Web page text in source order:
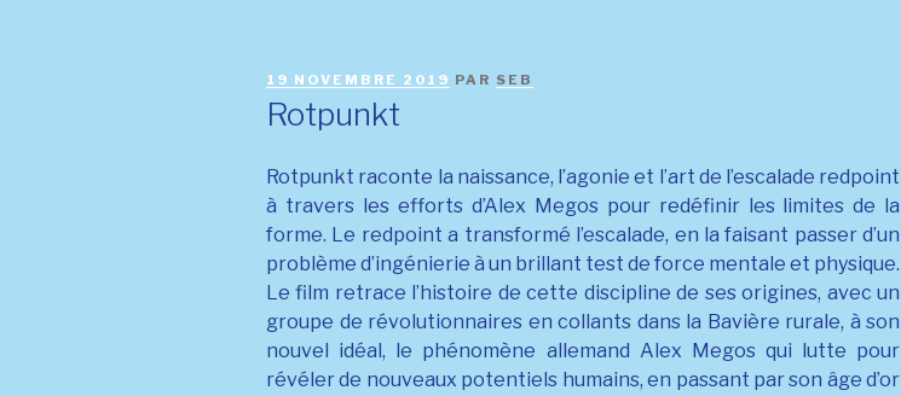
PUBLIÉ
19 NOVEMBRE 2019 PAR SEB
Rotpunkt
Rotpunkt raconte la naissance, l’agonie et l’art de l’escalade redpoint
à travers les efforts d’Alex Megos pour redéfinir les limites de la
forme. Le redpoint a transformé l’escalade, en la faisant passer d’un
problème d’ingénierie à un brillant test de force mentale et physique.
Le film retrace l’histoire de cette discipline de ses origines, avec un
groupe de révolutionnaires en collants dans la Bavière rurale, à son
nouvel idéal, le phénomène allemand Alex Megos qui lutte pour
révéler de nouveaux potentiels humains, en passant par son âge d’or